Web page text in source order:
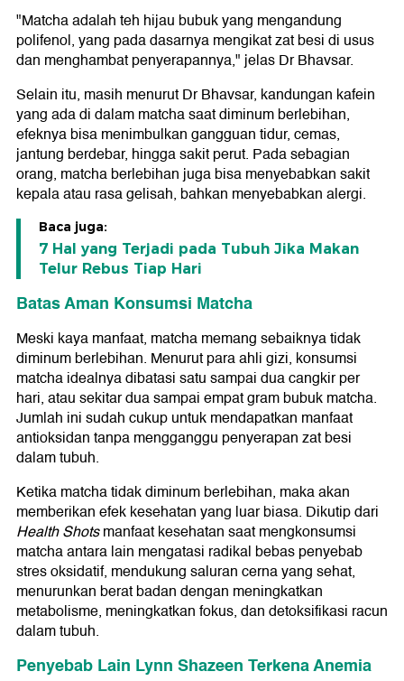
"Matcha adalah teh hijau bubuk yang mengandung
polifenol, yang pada dasarnya mengikat zat besi di usus
dan menghambat penyerapannya," jelas Dr Bhavsar.
Selain itu, masih menurut Dr Bhavsar, kandungan kafein
yang ada di dalam matcha saat diminum berlebihan,
efeknya bisa menimbulkan gangguan tidur, cemas,
jantung berdebar, hingga sakit perut. Pada sebagian
orang, matcha berlebihan juga bisa menyebabkan sakit
kepala atau rasa gelisah, bahkan menyebabkan alergi.
Baca juga:
7 Hal yang Terjadi pada Tubuh Jika Makan
Telur Rebus Tiap Hari
Batas Aman Konsumsi Matcha
Meski kaya manfaat, matcha memang sebaiknya tidak
diminum berlebihan. Menurut para ahli gizi, konsumsi
matcha idealnya dibatasi satu sampai dua cangkir per
hari, atau sekitar dua sampai empat gram bubuk matcha.
Jumlah ini sudah cukup untuk mendapatkan manfaat
antioksidan tanpa mengganggu penyerapan zat besi
dalam tubuh.
Ketika matcha tidak diminum berlebihan, maka akan
memberikan efek kesehatan yang luar biasa. Dikutip dari
Health Shotsmanfaat kesehatan saat mengkonsumsi
matcha antara lain mengatasi radikal bebas penyebab
stres oksidatif, mendukung saluran cerna yang sehat,
menurunkan berat badan dengan meningkatkan
metabolisme, meningkatkan fokus, dan detoksifikasi racun
dalam tubuh.
Penyebab Lain Lynn Shazeen Terkena Anemia